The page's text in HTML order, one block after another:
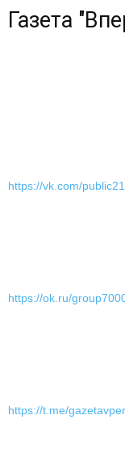
Газета
https://vk.com/
https://ok.ru/
https://t.me/